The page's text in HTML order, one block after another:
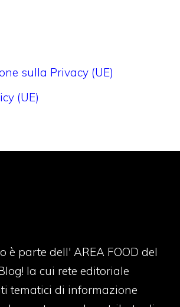
sulla Privacy (UE)
(UE)
è parte dell' AREA FOOD del
la cui rete editoriale
tematici di informazione